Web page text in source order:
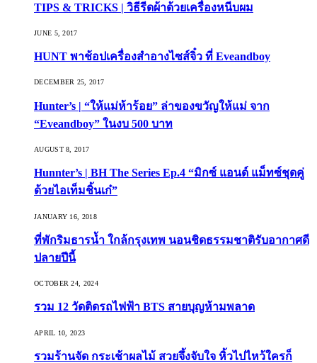
TIPS & TRICKS | วิธีรีดผ้าด้วยเครื่องหนีบผม
JUNE 5, 2017
HUNT พาช้อปเครื่องสำอางไซส์จิ๋ว ที่ Eveandboy
DECEMBER 25, 2017
Hunter’s | “ให้แม่ห้าร้อย” ล่าของขวัญให้แม่ จาก
“Eveandboy” ในงบ 500 บาท
AUGUST 8, 2017
Hunnter’s | BH The Series Ep.4 “มิกซ์ แอนด์ แม็ทซ์ชุดคู่
ด้วยไอเท็มชิ้นเก๋”
JANUARY 16, 2018
ที่พักริมธารน้ำ ใกล้กรุงเทพ นอนชิดธรรมชาติรับอากาศดี
ปลายปีนี้
OCTOBER 24, 2024
รวม 12 วัดติดรถไฟฟ้า BTS สายบุญห้ามพลาด
APRIL 10, 2023
รวมร้านจัด กระเช้าผลไม้ สวยจึ้งจับใจ หิ้วไปไหว้ใครก็